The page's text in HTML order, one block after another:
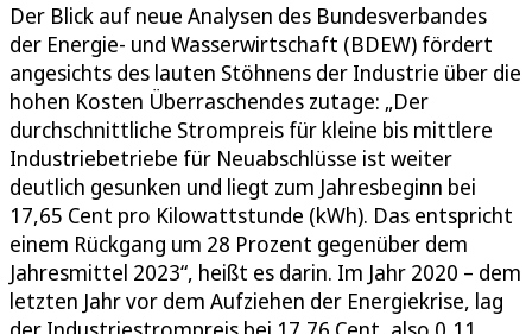
Der Blick auf neue Analysen des Bundesverbandes
der Energie- und Wasserwirtschaft (BDEW) fördert
angesichts des lauten Stöhnens der Industrie über die
hohen Kosten Überraschendes zutage: „Der
durchschnittliche Strompreis für kleine bis mittlere
Industriebetriebe für Neuabschlüsse ist weiter
deutlich gesunken und liegt zum Jahresbeginn bei
17,65 Cent pro Kilowattstunde (kWh). Das entspricht
einem Rückgang um 28 Prozent gegenüber dem
Jahresmittel 2023“, heißt es darin. Im Jahr 2020 – dem
letzten Jahr vor dem Aufziehen der Energiekrise, lag